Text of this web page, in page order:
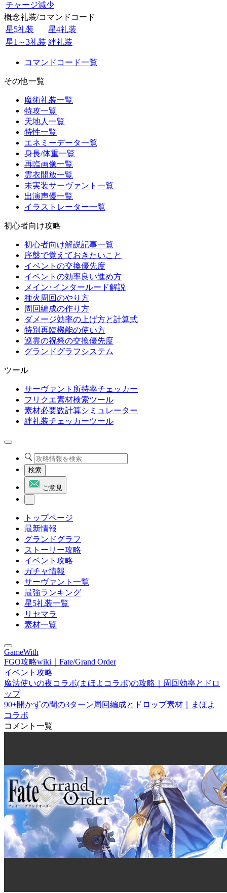
チャージ減少
概念礼装/コマンドコード
星5礼装
星4礼装
星1～3礼装 絆礼装
コマンドコード一覧
その他一覧
魔術礼装一覧
特攻一覧
天地人一覧
特性一覧
エネミーデータ一覧
身長/体重一覧
再臨画像一覧
霊衣開放一覧
未実装サーヴァント一覧
出演声優一覧
イラストレーター一覧
初心者向け攻略
初心者向け解説記事一覧
序盤で覚えておきたいこと
イベントの交換優先度
イベントの効率良い進め方
メイン･インタールード解説
種火周回のやり方
周回編成の作り方
ダメージ効率の上げ方と計算式
特別再臨機能の使い方
巡霊の祝祭の交換優先度
グランドグラフシステム
ツール
サーヴァント所持率チェッカー
フリクエ素材検索ツール
素材必要数計算シミュレーター
絆礼装チェッカーツール
検索
ご意見
トップページ
最新情報
グランドグラフ
ストーリー攻略
イベント攻略
ガチャ情報
サーヴァント一覧
最強ランキング
星5礼装一覧
リセマラ
素材一覧
GameWith
FGO攻略wiki｜Fate/Grand Order
イベント攻略
魔法使いの夜コラボ(まほよコラボ)の攻略｜周回効率とドロ
ップ
90+開かずの間の3ターン周回編成とドロップ素材｜まほよ
コラボ
コメント一覧